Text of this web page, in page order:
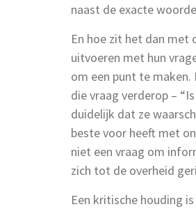
naast de exacte
En hoe zit het dan met
uitvoeren met hun
om een punt te maken.
die vraag verderop –
duidelijk dat ze
beste voor heeft met
niet een vraag om
zich tot de overheid
Een kritische houding